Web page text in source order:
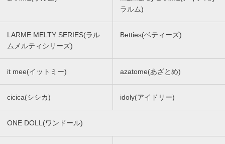
ラルム)
LARME MELTY SERIES(ラル
ムメルティシリーズ)
Betties(ベティーズ)
it mee(イットミー) azatome(あざとめ)
cicica(シシカ) idoly(アイドリー)
ONE DOLL(ワンドール)